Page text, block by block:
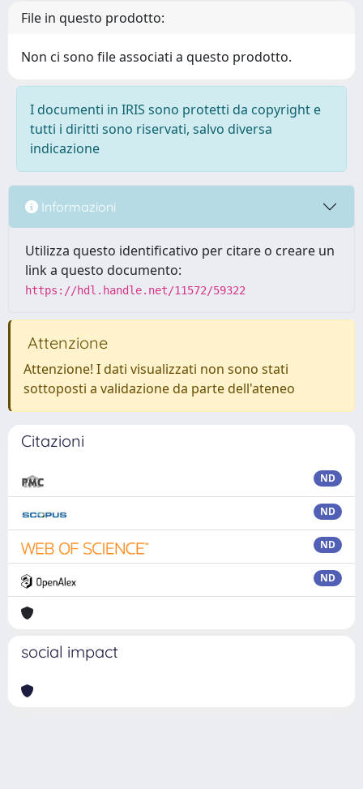
File in questo prodotto:
Non ci sono file associati a questo prodotto.
I documenti in IRIS sono protetti da copyright e
tutti i diritti sono riservati, salvo diversa
indicazione
Informazioni
Utilizza questo identificativo per citare o creare un
link a questo documento:
https://hdl.handle.net/11572/59322
Attenzione
Attenzione! I dati visualizzati non sono stati
sottoposti a validazione da parte dell'ateneo
Citazioni
ND
ND
ND
ND
social impact